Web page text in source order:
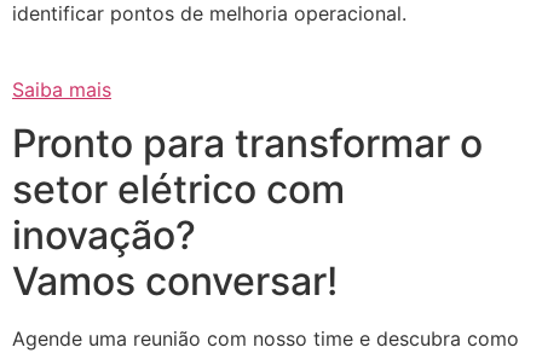
identificar pontos de melhoria operacional.
Saiba mais
Pronto para transformar o
setor elétrico com
inovação?
Vamos conversar!
Agende uma reunião com nosso time e descubra como